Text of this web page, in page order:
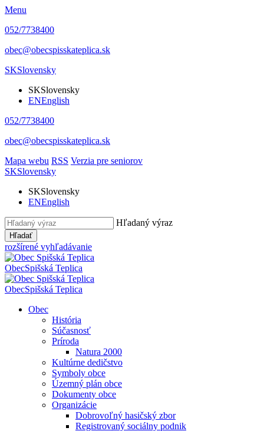
Menu
052/7738400
obec@obecspisskateplica.sk
SKSlovensky
SKSlovensky
ENEnglish
052/7738400
obec@obecspisskateplica.sk
Mapa webu RSS Verzia pre seniorov
SKSlovensky
SKSlovensky
ENEnglish
Hľadaný výraz
Hľadať
rozšírené vyhľadávanie
ObecSpišská Teplica
ObecSpišská Teplica
Obec
História
Súčasnosť
Príroda
Natura 2000
Kultúrne dedičstvo
Symboly obce
Územný plán obce
Dokumenty obce
Organizácie
Dobrovoľný hasičský zbor
Registrovaný sociálny podnik